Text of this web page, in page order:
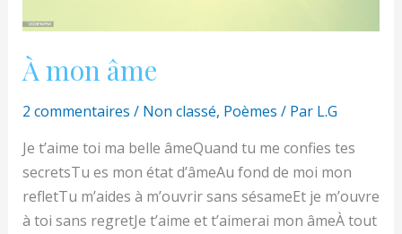
À mon âme
2 commentaires / Non classé, Poèmes / Par L.G
Je t’aime toi ma belle âmeQuand tu me confies tes
secretsTu es mon état d’âmeAu fond de moi mon
refletTu m’aides à m’ouvrir sans sésameEt je m’ouvre
à toi sans regretJe t’aime et t’aimerai mon âmeÀ tout